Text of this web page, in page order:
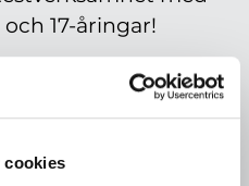
cookies
17-åringar!
och
är enade om
initiativtagare till